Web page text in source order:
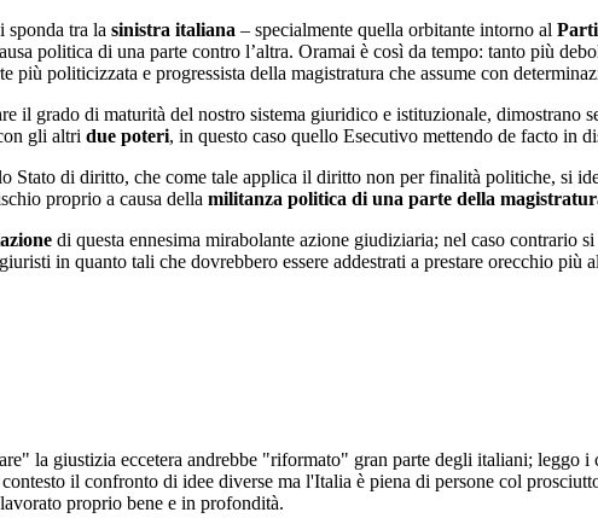
tra la sinistra italiana – specialmente quella orbitante intorno al
politica di una parte contro l’altra. Oramai è così da tempo: tanto più
politicizzata e progressista della magistratura che assume con
il grado di maturità del nostro sistema giuridico e istituzionale, dimostrano
gli altri due poteri, in questo caso quello Esecutivo mettendo de facto in
Stato di diritto, che come tale applica il diritto non per finalità politiche, si
proprio a causa della militanza politica di una parte della
di questa ennesima mirabolante azione giudiziaria; nel caso contrario
in quanto tali che dovrebbero essere addestrati a prestare orecchio